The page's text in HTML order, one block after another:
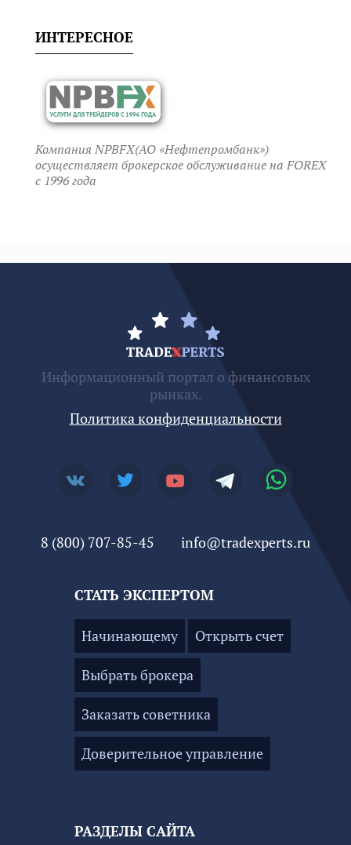
ИНТЕРЕСНОЕ
Компания NPBFX(АО «Нефтепромбанк»)
осуществляет брокерское обслуживание на FOREX
c 1996 года
РАЗДЕЛЫ САЙТА
Информационный портал о финансовых
рынках.
Политика конфиденциальности
8 (800) 707-85-45 info@tradexperts.ru
СТАТЬ ЭКСПЕРТОМ
Начинающему Открыть счет
Выбрать брокера
Заказать советника
Доверительное управление